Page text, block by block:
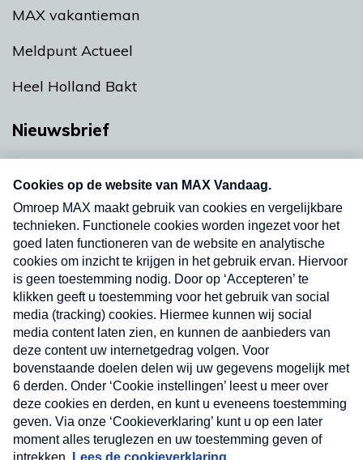
MAX vakantieman
Meldpunt Actueel
Heel Holland Bakt
Nieuwsbrief
Neem hier een gratis abonnement op onze
nieuwsbrief. Elke vrijdag- en dinsdagochtend in
uw mailbox.
Verzend
Nieuwsbrief
Neem hier een gratis abonnement op onze
nieuwsbrief. Elke vrijdag- en dinsdagochtend in uw